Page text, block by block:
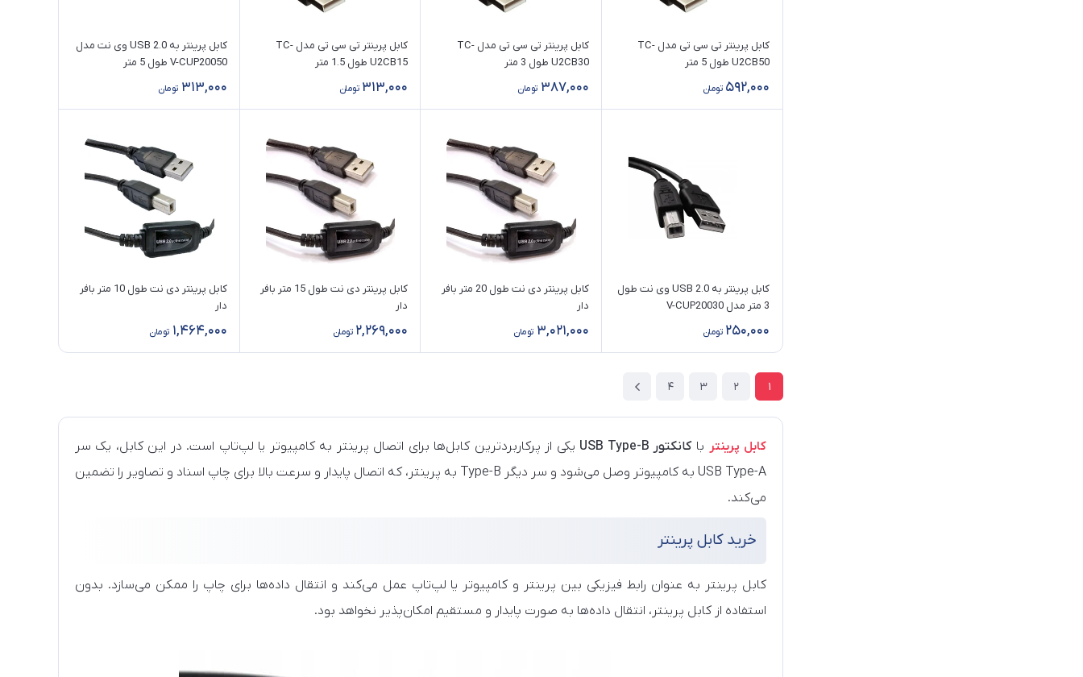
کابل پرینتر تی سی تی مدل TC-
U2CB50 طول 5 متر
592,000 تومان
کابل پرینتر تی سی تی مدل TC-
U2CB30 طول 3 متر
387,000 تومان
کابل پرینتر تی سی تی مدل TC-
U2CB15 طول 1.5 متر
313,000 تومان
کابل پرینتر به USB 2.0 وی نت مدل
V-CUP20050 طول 5 متر
313,000 تومان
کابل پرینتر به USB 2.0 وی نت طول
3 متر مدل V-CUP20030
250,000 تومان
کابل پرینتر دی نت طول 20 متر بافر
دار
3,021,000 تومان
کابل پرینتر دی نت طول 15 متر بافر
دار
2,269,000 تومان
کابل پرینتر دی نت طول 10 متر بافر
دار
1,464,000 تومان
1
2
3
4
کابل پرینتر باکانکتور USB Type-B
یکی از پرکاربردترین کابل‌ها برای اتصال پرینتر به کامپیوتر یا لپ‌تاپ است. در این کابل، یک سر
USB Type-A به کامپیوتر وصل می‌شود و سر دیگر Type-B به پرینتر، که اتصال پایدار و سرعت بالا برای چاپ اسناد و تصاویر را تضمین
می‌کند.
خرید کابل پرینتر
کابل پرینتر به عنوان رابط فیزیکی بین پرینتر و کامپیوتر یا لپ‌تاپ عمل می‌کند و انتقال داده‌ها برای چاپ را ممکن می‌سازد. بدون
استفاده از کابل پرینتر، انتقال داده‌ها به صورت پایدار و مستقیم امکان‌پذیر نخواهد بود.